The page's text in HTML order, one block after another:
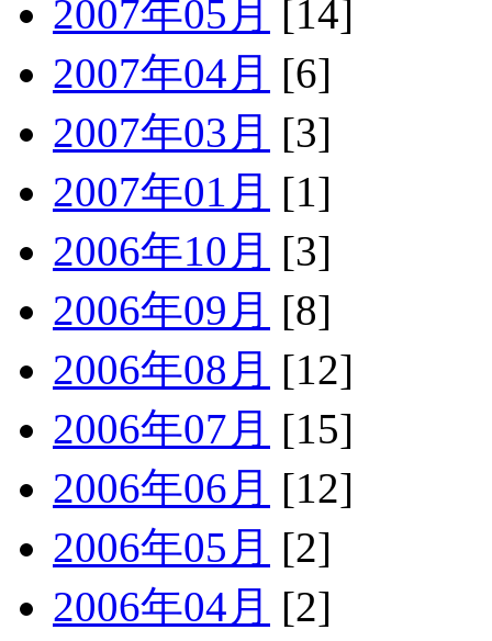
2007年05月
[14]
2007年04月 [6]
2007年03月 [3]
2007年01月 [1]
2006年10月 [3]
2006年09月 [8]
2006年08月 [12]
2006年07月 [15]
2006年06月 [12]
2006年05月 [2]
2006年04月 [2]